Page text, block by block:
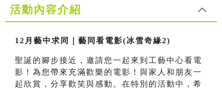
活動內容介紹
12月藝中求同｜藝同看電影(冰雪奇緣2)
聖誕的腳步接近，邀請您一起來到工藝中心看電
影！為您帶來充滿歡樂的電影！與家人和朋友一
起欣賞，分享歡笑與感動。在特別的活動中，希